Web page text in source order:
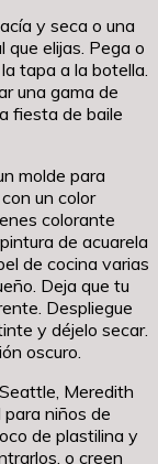
y seca o una
elijas. Pega o
tapa a la botella.
una gama de
fiesta de baile
molde para
un color
colorante
de acuarela
de cocina varias
Deja que tu
Despliegue
y déjelo secar.
oscuro.
Meredith
niños de
de plastilina y
o creen